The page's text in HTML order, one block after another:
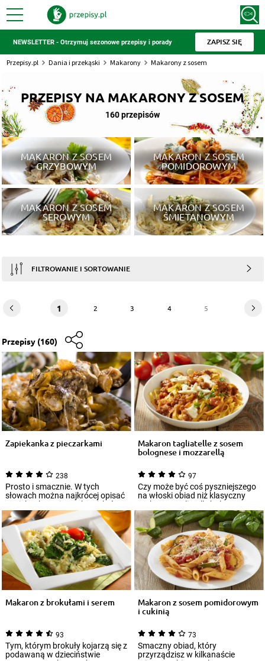
NEWSLETTER - Otrzymuj sezonowe przepisy i porady ZAPISZ SIĘ
Przepisy.pl Dania i przekąski Makarony Makarony z sosem
PRZEPISY NA MAKARONY Z SOSEM
160 przepisów
MAKARON Z SOSEM
GRZYBOWYM
MAKARON Z SOSEM
POMIDOROWYM
MAKARON Z SOSEM
SEROWYM
MAKARON Z SOSEM
ŚMIETANOWYM
FILTROWANIE I SORTOWANIE
1 2 3 4 5
Przepisy (160)
Zapiekanka z pieczarkami
238
Prosto i smacznie. W tych
słowach można najkrócej opisać
zapiekankę z pieczarkami, którą
zajadać...
Makaron tagliatelle z sosem
bolognese i mozzarellą
97
Czy może być coś pyszniejszego
na włoski obiad niż klasyczny
makaron tagliatelle bolognese?
Zapew...
Makaron z brokułami i serem
93
Tym, którym brokuły kojarzą się z
podawaną w dzieciństwie
Makaron z sosem pomidorowym
i cukinią
73
Smaczny obiad, który
przyrządzisz w kilkanaście